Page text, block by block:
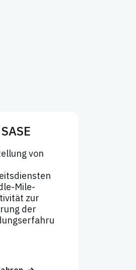
von
Mile-
zur
der